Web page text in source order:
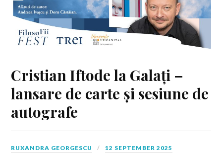
Cristian Iftode la Galați –
lansare de carte și sesiune de
autografe
RUXANDRA GEORGESCU 12 SEPTEMBER 2025